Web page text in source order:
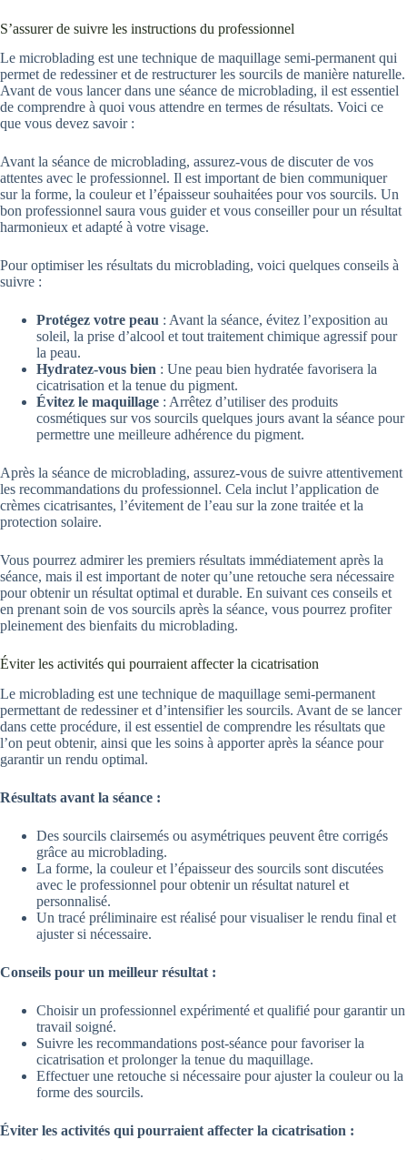
S’assurer de suivre les instructions du professionnel
Le microblading est une technique de maquillage semi-permanent qui
permet de redessiner et de restructurer les sourcils de manière naturelle.
Avant de vous lancer dans une séance de microblading, il est essentiel
de comprendre à quoi vous attendre en termes de résultats. Voici ce
que vous devez savoir :
Avant la séance de microblading, assurez-vous de discuter de vos
attentes avec le professionnel. Il est important de bien communiquer
sur la forme, la couleur et l’épaisseur souhaitées pour vos sourcils. Un
bon professionnel saura vous guider et vous conseiller pour un résultat
harmonieux et adapté à votre visage.
Pour optimiser les résultats du microblading, voici quelques conseils à
suivre :
Protégez votre peau : Avant la séance, évitez l’exposition au
soleil, la prise d’alcool et tout traitement chimique agressif pour
la peau.
Hydratez-vous bien : Une peau bien hydratée favorisera la
cicatrisation et la tenue du pigment.
Évitez le maquillage : Arrêtez d’utiliser des produits
cosmétiques sur vos sourcils quelques jours avant la séance pour
permettre une meilleure adhérence du pigment.
Après la séance de microblading, assurez-vous de suivre attentivement
les recommandations du professionnel. Cela inclut l’application de
crèmes cicatrisantes, l’évitement de l’eau sur la zone traitée et la
protection solaire.
Vous pourrez admirer les premiers résultats immédiatement après la
séance, mais il est important de noter qu’une retouche sera nécessaire
pour obtenir un résultat optimal et durable. En suivant ces conseils et
en prenant soin de vos sourcils après la séance, vous pourrez profiter
pleinement des bienfaits du microblading.
Éviter les activités qui pourraient affecter la cicatrisation
Le microblading est une technique de maquillage semi-permanent
permettant de redessiner et d’intensifier les sourcils. Avant de se lancer
dans cette procédure, il est essentiel de comprendre les résultats que
l’on peut obtenir, ainsi que les soins à apporter après la séance pour
garantir un rendu optimal.
Résultats avant la séance :
Des sourcils clairsemés ou asymétriques peuvent être corrigés
grâce au microblading.
La forme, la couleur et l’épaisseur des sourcils sont discutées
avec le professionnel pour obtenir un résultat naturel et
personnalisé.
Un tracé préliminaire est réalisé pour visualiser le rendu final et
ajuster si nécessaire.
Conseils pour un meilleur résultat :
Choisir un professionnel expérimenté et qualifié pour garantir un
travail soigné.
Suivre les recommandations post-séance pour favoriser la
cicatrisation et prolonger la tenue du maquillage.
Effectuer une retouche si nécessaire pour ajuster la couleur ou la
forme des sourcils.
Éviter les activités qui pourraient affecter la cicatrisation :